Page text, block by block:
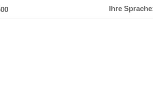
Ihre